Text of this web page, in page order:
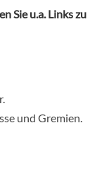
Sie u.a. Links zu
und Gremien.